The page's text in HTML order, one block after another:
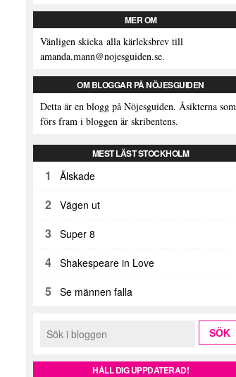
MER OM
Vänligen skicka alla kärleksbrev till
amanda.mann@nojesguiden.se.
OM BLOGGAR PÅ NÖJESGUIDEN
Detta är en blogg på Nöjesguiden. Åsikterna som
förs fram i bloggen är skribentens.
MEST LÄST STOCKHOLM
1 Älskade
2 Vägen ut
3 Super 8
4 Shakespeare in Love
5 Se männen falla
HÅLL DIG UPPDATERAD!